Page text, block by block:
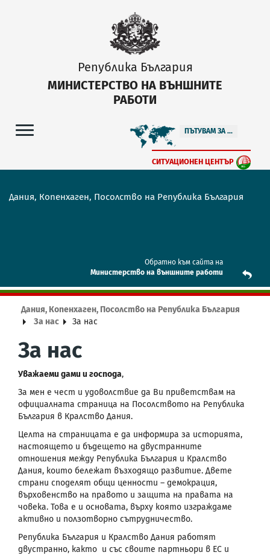
Република България
МИНИСТЕРСТВО НА ВЪНШНИТЕ
РАБОТИ
ПЪТУВАМ ЗА ...
СИТУАЦИОНЕН ЦЕНТЪР
Дания, Копенхаген, Посолство на Република България
Обратно към сайта на
Mинистерство на външните работи
Дания, Копенхаген, Посолство на Република България
За нас
За нас
За нас
Уважаеми дами и господа,
За мен е чест и удоволствие да Ви приветствам на
официалната страница на Посолството на Република
България в Кралство Дания.
Целта на страницата е да информира за историята,
настоящето и бъдещето на двустранните
отношения между Република България и Кралство
Дания, които бележат възходящо развитие. Двете
страни споделят общи ценности – демокрация,
върховенство на правото и защита на правата на
човека. Това е и основата, върху която изграждаме
активно и ползотворно сътрудничество.
Република България и Кралство Дания работят
двустранно, както и със своите партньори в ЕС и